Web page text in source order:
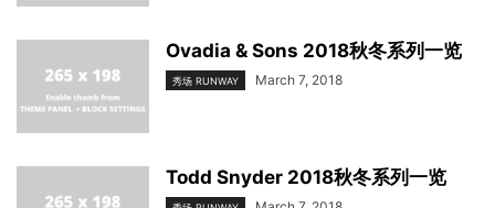
Ovadia & Sons 2018秋冬系列一览
秀场 RUNWAY March 7, 2018
Todd Snyder 2018秋冬系列一览